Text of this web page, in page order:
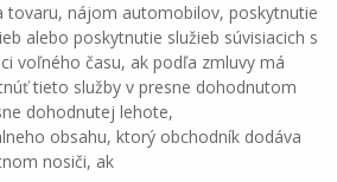
tovaru, nájom automobilov, poskytnutie
alebo poskytnutie služieb súvisiacich s
voľného času, ak podľa zmluvy má
tieto služby v presne dohodnutom
dohodnutej lehote,
obsahu, ktorý obchodník dodáva
nosiči, ak